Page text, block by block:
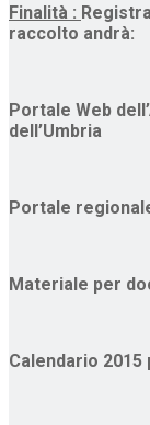
Finalità :
raccolto andrà:
Portale Web
dell’Umbria
Portale
Materiale per
Calendario